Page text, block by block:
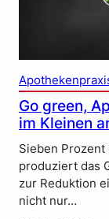
Go green,
im Kleinen
Sieben Prozent
produziert das
zur Reduktion
nicht nur…